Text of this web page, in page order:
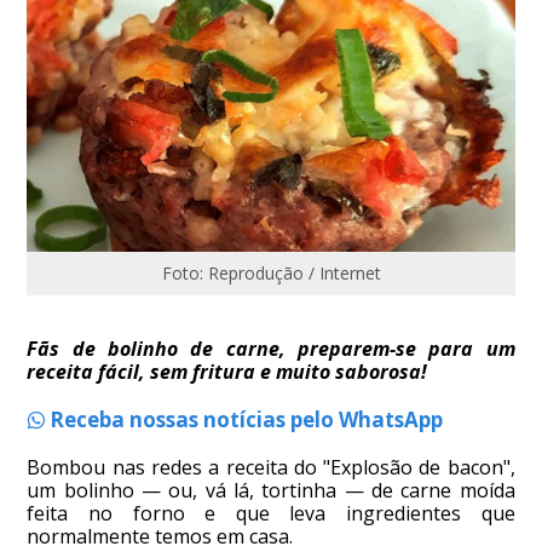
Foto: Reprodução / Internet
Fãs de bolinho de carne, preparem-se para um
receita fácil, sem fritura e muito saborosa!
Receba nossas notícias pelo WhatsApp
Bombou nas redes a receita do "Explosão de bacon",
um bolinho — ou, vá lá, tortinha — de carne moída
feita no forno e que leva ingredientes que
normalmente temos em casa.